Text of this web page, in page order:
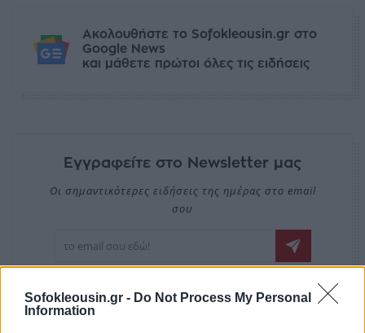
Sofokleousin.gr - Do Not Process My Personal
Information
Ακολουθήστε το Sofokleousin.gr στο
Google News
και μάθετε πρώτοι όλες τις ειδήσεις
Εγγραφείτε στο Newsletter μας
Οι σημαντικότερες ειδήσεις της ημέρας στο email
σου